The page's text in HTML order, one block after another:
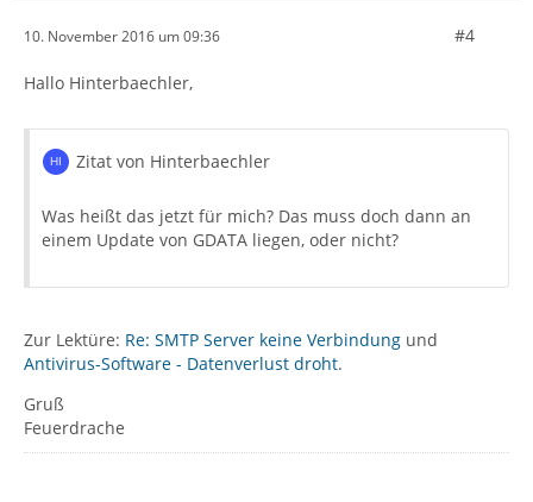
10. November 2016 um 09:36 #4
Hallo Hinterbaechler,
Zitat von Hinterbaechler
Was heißt das jetzt für mich? Das muss doch dann an
einem Update von GDATA liegen, oder nicht?
Zur Lektüre: Re: SMTP Server keine Verbindung und
Antivirus-Software - Datenverlust droht.
Gruß
Feuerdrache